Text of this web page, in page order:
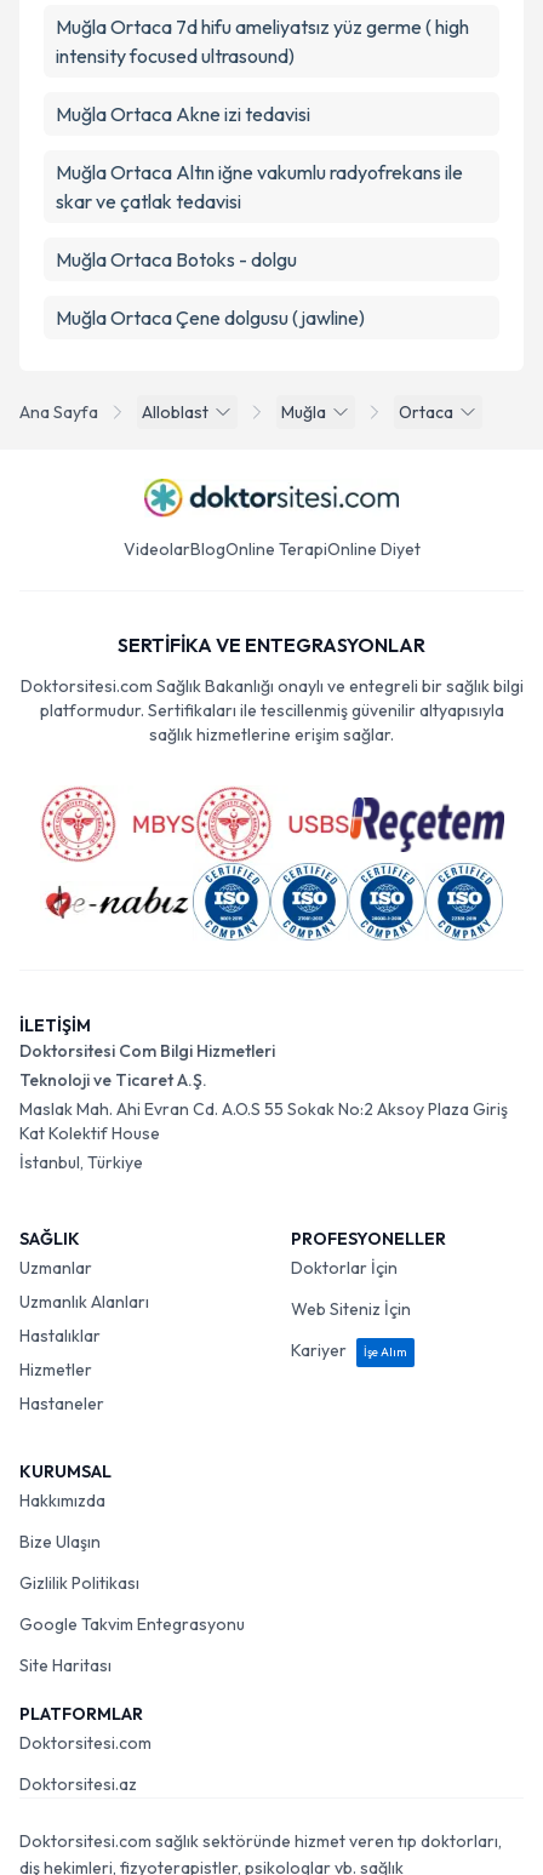
Ana Sayfa Alloblast Muğla Ortaca
Muğla Ortaca 7d hifu ameliyatsız yüz germe ( high
intensity focused ultrasound)
Muğla Ortaca Akne izi tedavisi
Muğla Ortaca Altın iğne vakumlu radyofrekans ile
skar ve çatlak tedavisi
Muğla Ortaca Botoks - dolgu
Muğla Ortaca Çene dolgusu (jawline)
VideolarBlogOnline TerapiOnline Diyet
SERTİFİKA VE ENTEGRASYONLAR
Doktorsitesi.com Sağlık Bakanlığı onaylı ve entegreli bir sağlık bilgi
platformudur. Sertifikaları ile tescillenmiş güvenilir altyapısıyla
sağlık hizmetlerine erişim sağlar.
İLETİŞİM
Doktorsitesi Com Bilgi Hizmetleri
Teknoloji ve Ticaret A.Ş.
Maslak Mah. Ahi Evran Cd. A.O.S 55 Sokak No:2 Aksoy Plaza Giriş
Kat Kolektif House
İstanbul, Türkiye
SAĞLIK
Uzmanlar
Uzmanlık Alanları
Hastalıklar
Hizmetler
Hastaneler
PROFESYONELLER
Doktorlar İçin
Web Siteniz İçin
Kariyer
İşe Alım
KURUMSAL
Hakkımızda
Bize Ulaşın
Gizlilik Politikası
Google Takvim Entegrasyonu
Site Haritası
PLATFORMLAR
Doktorsitesi.com
Doktorsitesi.az
Doktorsitesi.com sağlık sektöründe hizmet veren tıp doktorları,
diş hekimleri, fizyoterapistler, psikologlar vb. sağlık